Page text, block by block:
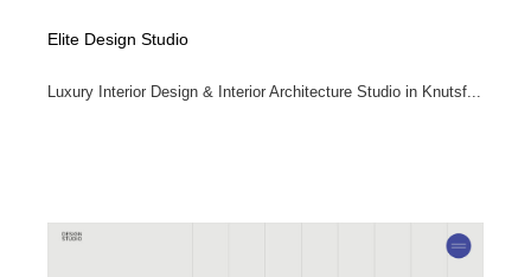
Elite Design Studio
Luxury Interior Design & Interior Architecture Studio in Knutsf...